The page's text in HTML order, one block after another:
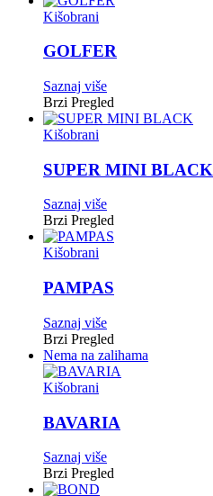
Kišobrani
GOLFER
Saznaj više
Brzi Pregled
Kišobrani
SUPER MINI BLACK
Saznaj više
Brzi Pregled
Kišobrani
PAMPAS
Saznaj više
Brzi Pregled
Nema na zalihama
Kišobrani
BAVARIA
Saznaj više
Brzi Pregled